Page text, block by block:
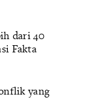
dari 40
Fakta
yang